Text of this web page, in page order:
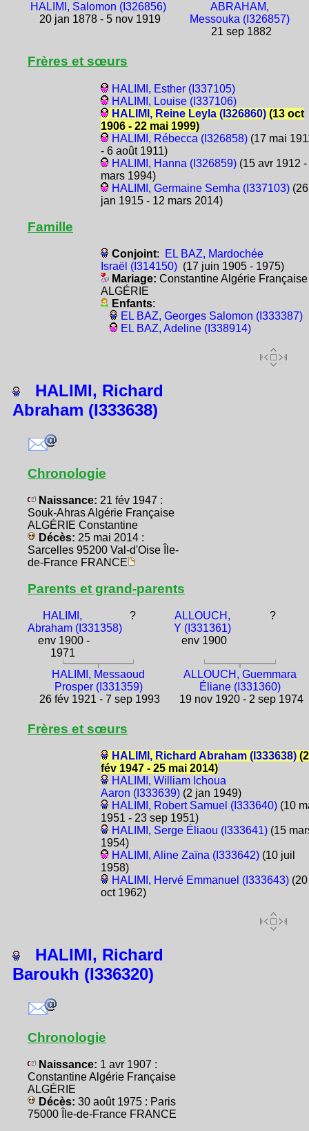
HALIMI, Salomon (I326856)
20 jan 1878 - 5 nov 1919
ABRAHAM,
Messouka (I326857)
21 sep 1882
Frères et sœurs
HALIMI, Esther (I337105)
HALIMI, Louise (I337106)
HALIMI, Reine Leyla (I326860)(13 oct
1906 - 22 mai 1999)
HALIMI, Rébecca (I326858)(17 mai
- 6 août 1911)
HALIMI, Hanna (I326859)(15 avr 1912 -
mars 1994)
HALIMI, Germaine Semha (I337103)(26
jan 1915 - 12 mars 2014)
Famille
Conjoint:
EL BAZ, Mardochée
Israël (I314150)(17 juin 1905 - 1975)
Mariage: Constantine Algérie Française
ALGÉRIE
Enfants:
EL BAZ, Georges Salomon (I333387)
EL BAZ, Adeline (I338914)
HALIMI, Richard
Abraham (I333638)
Chronologie
Naissance: 21 fév 1947 :
Souk-Ahras Algérie Française
ALGÉRIE Constantine
Décès: 25 mai 2014 :
Sarcelles 95200 Val-d'Oise Île-
de-France FRANCE
Parents et grand-parents
HALIMI,
Abraham (I331358)
env 1900 -
1971
?
ALLOUCH,
Y (I331361)
env 1900
?
HALIMI, Messaoud
Prosper (I331359)
26 fév 1921 - 7 sep 1993
ALLOUCH, Guemmara
Éliane (I331360)
19 nov 1920 - 2 sep 1974
Frères et sœurs
HALIMI, Richard Abraham (I333638)
fév 1947 - 25 mai 2014)
HALIMI, William Ichoua
Aaron (I333639)(2 jan 1949)
HALIMI, Robert Samuel (I333640)(10
1951 - 23 sep 1951)
HALIMI, Serge Éliaou (I333641)(15
1954)
HALIMI, Aline Zaïna (I333642)(10 juil
1958)
HALIMI, Hervé Emmanuel (I333643)(20
oct 1962)
HALIMI, Richard
Baroukh (I336320)
Chronologie
Naissance: 1 avr 1907 :
Constantine Algérie Française
ALGÉRIE
Décès: 30 août 1975 : Paris
75000 Île-de-France FRANCE